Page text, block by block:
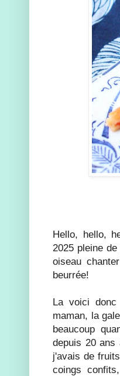
Hello, hello,
2025 pleine
oiseau
beurrée!
La voici
maman, la
beaucoup
depuis 20 ans
j'avais de
coings